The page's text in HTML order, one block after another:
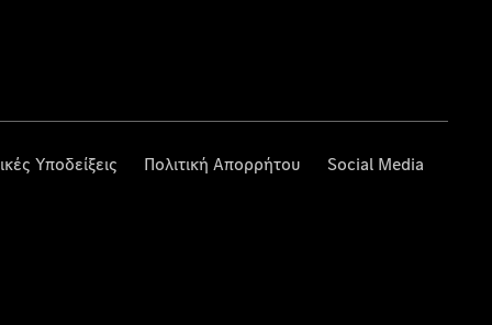
Υποδείξεις Πολιτική Απορρήτου Social Media